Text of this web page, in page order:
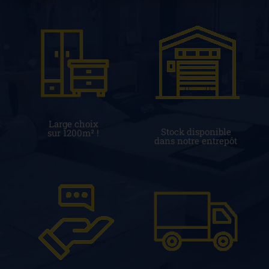
Large choix
sur 1200m² ! Stock disponible
dans notre entrepôt